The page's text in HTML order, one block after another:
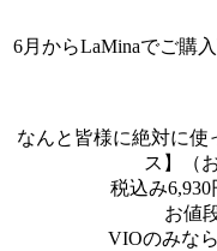
6月からLaMinaでご購
なんと皆様に絶対に使
ス】（
税込み6,930円
お値
VIOのみならず、